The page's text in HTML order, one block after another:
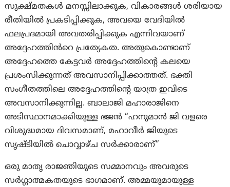
സൂക്ഷ്മതകൾ മനസ്സിലാക്കുക, വികാരങ്ങൾ ശരിയായ
രീതിയിൽ പ്രകടിപ്പിക്കുക, അവയെ വേദിയിൽ
ഫലപ്രദമായി അവതരിപ്പിക്കുക എന്നിവയാണ്
അദ്ദേഹത്തിൻറെ പ്രത്യേകത. അതുകൊണ്ടാണ്
അദ്ദേഹത്തെ കേട്ടവർ അദ്ദേഹത്തിന്റെ കലയെ
പ്രശംസിക്കുന്നത് അവസാനിപ്പിക്കാത്തത്. ഭക്തി
സംഗീതത്തിലെ അദ്ദേഹത്തിൻ്റെ യാത്ര ഇവിടെ
അവസാനിക്കുന്നില്ല. ബാലാജി മഹാരാജിനെ
അടിസ്ഥാനമാക്കിയുള്ള ഭജൻ “ഹനുമാൻ ജി വളരെ
വിശുദ്ധമായ ദിവസമാണ്, മഹാവീർ ജിയുടെ
സൃഷ്ടിയിൽ ചൊവ്വാഴ്ച സർക്കാരാണ്”
ഒരു മാതൃ രാജ്ഞിയുടെ സമ്മാനവും അവരുടെ
സർഗ്ഗാത്മകതയുടെ ഭാഗമാണ്. അമ്മയുമായുള്ള